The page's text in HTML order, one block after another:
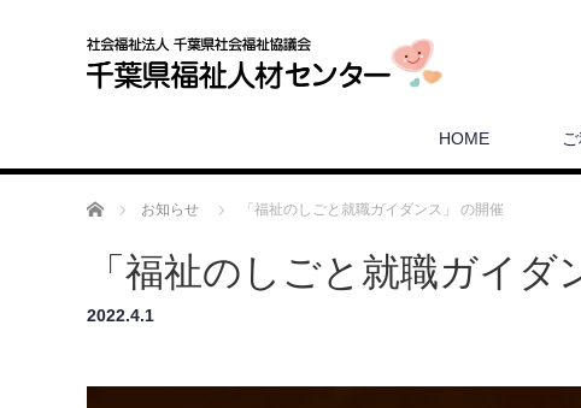
HOME
ホーム お知らせ 「福祉のしごと就職ガイダンス」 の開催
「福祉のしごと就職ガイダ
2022.4.1